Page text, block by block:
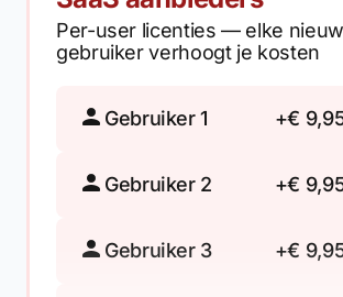
Per-user licenties — elke
gebruiker verhoogt je kosten
Gebruiker 1 +€
Gebruiker 2 +€
Gebruiker 3 +€